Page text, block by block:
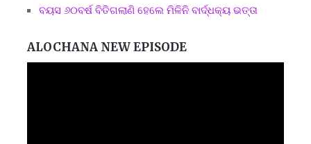
ବୟସ ୬୦ବର୍ଷ ବିତିଗଲାଣି ହେଲେ ମିଳିନି ବାର୍ଦ୍ଧକ୍ୟ ଭତ୍ତା
ALOCHANA NEW EPISODE